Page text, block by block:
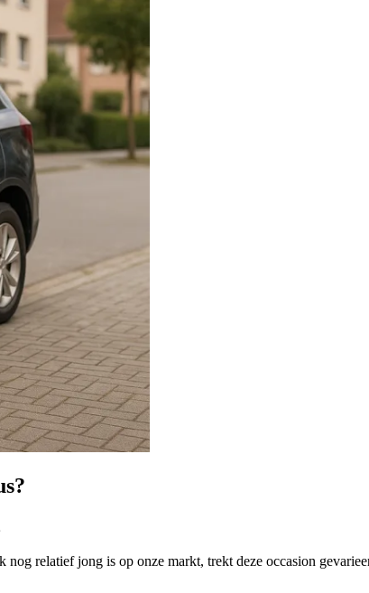
relatief jong is op onze markt, trekt deze occasion